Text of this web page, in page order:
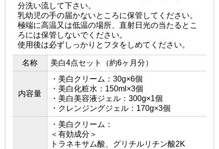
分洗い流して下さい。
乳幼児の手の届かないところに保管してください。
極端に高温又は低温の場所、直射日光の当たるとこ
ろには保管しないでください。
使用後は必ずしっかりとフタをしめてください。
名称 美白4点セット（約6ヶ月分）
内容量
・美白クリーム：30g×6個
・美白化粧水：150ml×3個
・美白美容液ジェル：300g×1個
・クレンジングジェル：170g×3個
・美白クリーム：
＜有効成分＞
トラネキサム酸、グリチルリチン酸2K